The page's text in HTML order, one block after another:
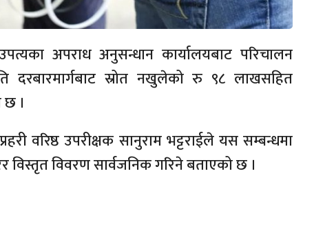
अपराध अनुसन्धान कार्यालयबाट परिचालन
दरबारमार्गबाट स्रोत नखुलेको रु ९८ लाखसहित
।
वरिष्ठ उपरीक्षक सानुराम भट्टराईले यस सम्बन्धमा
विवरण सार्वजनिक गरिने बताएको छ ।